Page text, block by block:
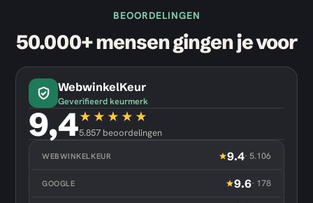
BEOORDELINGEN
50.000+ mensen gingen je voor
WebwinkelKeur
Geverifieerd keurmerk
9,4★★★★★
5.857 beoordelingen
WEBWINKELKEUR 9.4· 5.106
GOOGLE 9.6· 178